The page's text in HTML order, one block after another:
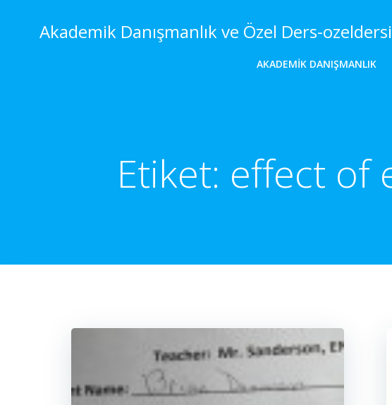
Akademik Danışmanlık ve Özel Ders-
AKADEMIK DANIŞMANLIK
Etiket: effect of